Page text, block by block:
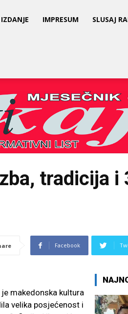
IMPRESUM SLUSAJ
tradicija i
Facebook
makedonska kultura
velika posjećenost i